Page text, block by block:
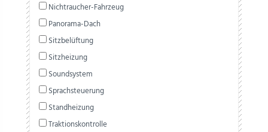
Nichtraucher-Fahrzeug
Panorama-Dach
Sitzbelüftung
Sitzheizung
Soundsystem
Sprachsteuerung
Standheizung
Traktionskontrolle